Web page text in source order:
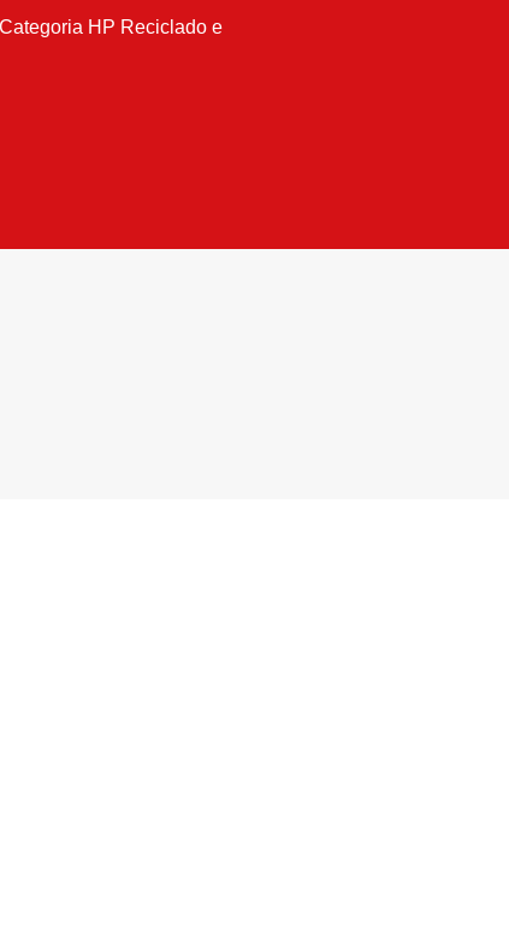
Categoria HP Reciclado e